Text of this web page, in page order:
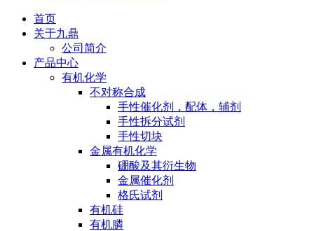
首页
关于九鼎
公司简介
产品中心
有机化学
不对称合成
手性催化剂，配体，辅剂
手性拆分试剂
手性切块
金属有机化学
硼酸及其衍生物
金属催化剂
格氏试剂
有机硅
有机膦